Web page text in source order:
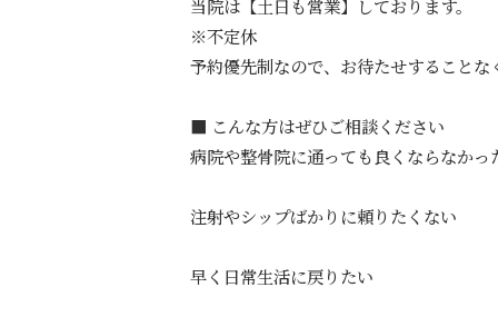
当院は【土日も営業】しております。
※不定休
予約優先制なので、お待たせすることな
■ こんな方はぜひご相談ください
病院や整骨院に通っても良くならなかっ
注射やシップばかりに頼りたくない
早く日常生活に戻りたい